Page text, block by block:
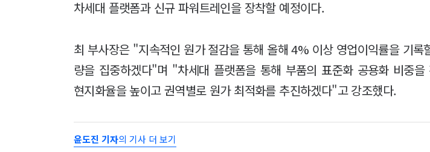
차세대 플랫폼과 신규 파워트레인을 장착할 예정이다.
최 부사장은 "지속적인 원가 절감을 통해 올해 4% 이상 영업이익률을 기록
량을 집중하겠다"며 "차세대 플랫폼을 통해 부품의 표준화 공용화 비중을
현지화율을 높이고 권역별로 원가 최적화를 추진하겠다"고 강조했다.
윤도진 기자의 기사 더 보기